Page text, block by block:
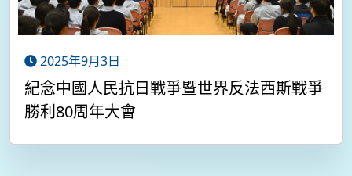
2025年9月3日
紀念中國人民抗日戰爭暨世界反法西斯戰爭
勝利80周年大會